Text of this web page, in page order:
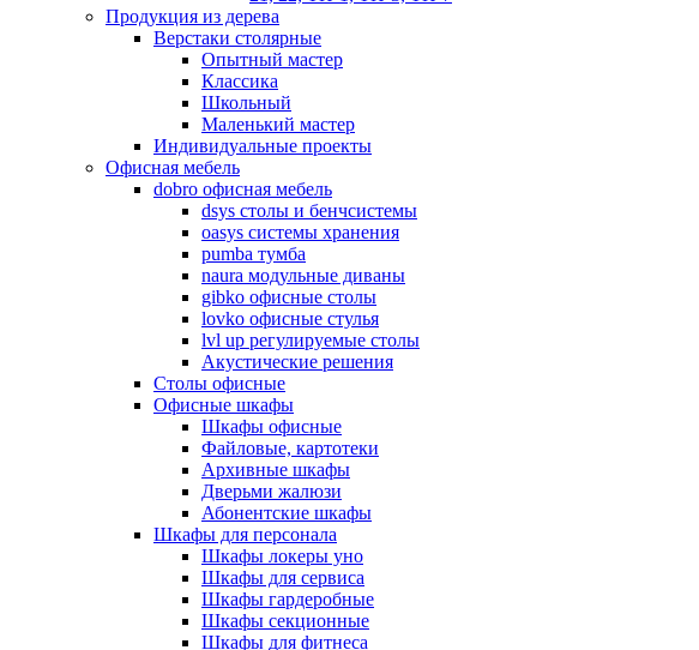
Продукция из дерева
Верстаки столярные
Опытный мастер
Классика
Школьный
Маленький мастер
Индивидуальные проекты
Офисная мебель
dobro офисная мебель
dsys столы и бенчсистемы
oasys системы хранения
pumba тумба
naura модульные диваны
gibko офисные столы
lovko офисные стулья
lvl up регулируемые столы
Акустические решения
Столы офисные
Офисные шкафы
Шкафы офисные
Файловые, картотеки
Архивные шкафы
Дверьми жалюзи
Абонентские шкафы
Шкафы для персонала
Шкафы локеры уно
Шкафы для сервиса
Шкафы гардеробные
Шкафы секционные
Шкафы для фитнеса